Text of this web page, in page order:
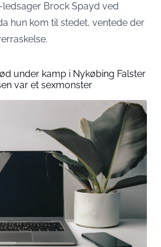
Brock Spayd ved
hun kom til stedet, ventede der
under kamp i Nykøbing Falster
var et sexmonster